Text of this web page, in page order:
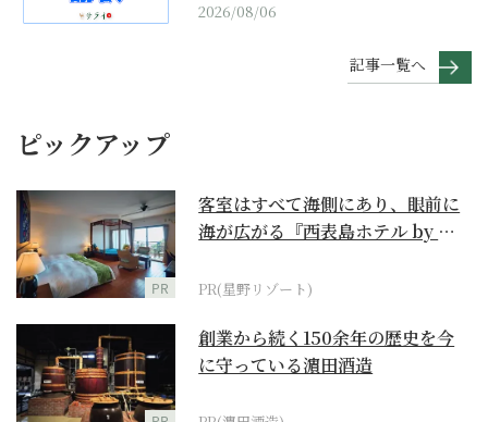
2026/08/06
記事一覧へ
ピックアップ
PR
客室はすべて海側にあり、眼前に
海が広がる『西表島ホテル by 星
PR(星野リゾート)
創業から続く150余年の歴史を今
に守っている濵田酒造